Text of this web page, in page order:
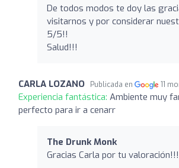
De todos modos te doy las
visitarnos y por considerar
5/5!!
Salud!!!
CARLA LOZANO Publicada en 11
Experiencia fantástica: Ambiente muy
perfecto para ir a cenarr
The Drunk Monk
Gracias Carla por tu